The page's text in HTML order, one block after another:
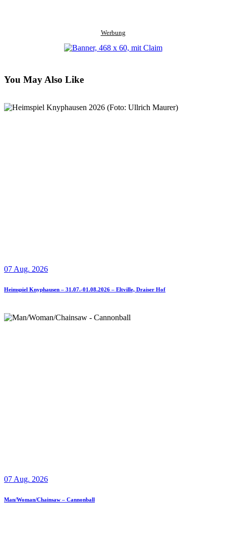
Werbung
You May Also Like
07 Aug. 2026
Heimspiel Knyphausen – 31.07.-01.08.2026 – Eltville, Draiser Hof
07 Aug. 2026
Man/Woman/Chainsaw – Cannonball